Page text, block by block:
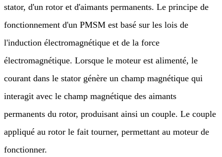
stator, d'un rotor et d'aimants permanents. Le principe de
fonctionnement d'un PMSM est basé sur les lois de
l'induction électromagnétique et de la force
électromagnétique. Lorsque le moteur est alimenté, le
courant dans le stator génère un champ magnétique qui
interagit avec le champ magnétique des aimants
permanents du rotor, produisant ainsi un couple. Le couple
appliqué au rotor le fait tourner, permettant au moteur de
fonctionner.